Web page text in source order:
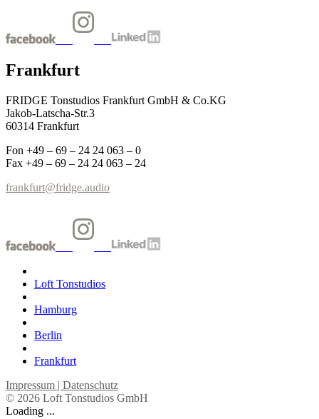
Frankfurt
FRIDGE Tonstudios Frankfurt GmbH & Co.KG
Jakob-Latscha-Str.3
60314 Frankfurt
Fon +49 – 69 – 24 24 063 – 0
Fax +49 – 69 – 24 24 063 – 24
frankfurt@fridge.audio
Loft Tonstudios
Hamburg
Berlin
Frankfurt
Impressum | Datenschutz
© 2026 Loft Tonstudios GmbH
Loading ...